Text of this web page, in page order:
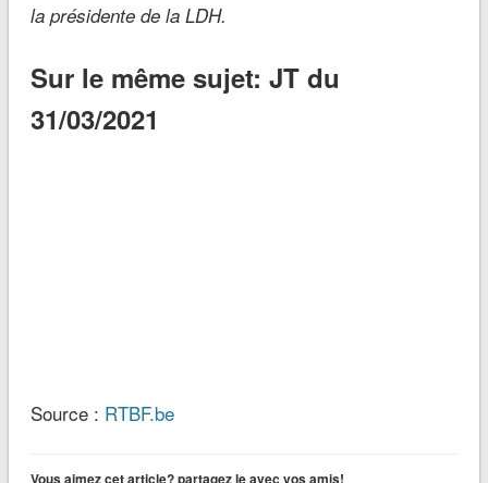
la présidente de la LDH.
Sur le même sujet: JT du
31/03/2021
Source : RTBF.be
Vous aimez cet article? partagez le avec vos amis!